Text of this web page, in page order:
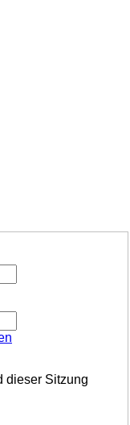
dieser Sitzung